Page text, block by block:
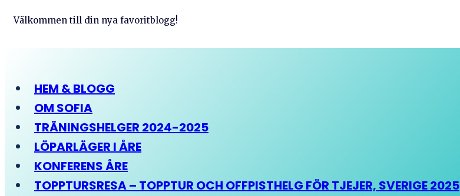
Välkommen till din nya favoritblogg!
HEM & BLOGG
OM SOFIA
TRÄNINGSHELGER 2024-2025
LÖPARLÄGER I ÅRE
KONFERENS ÅRE
TOPPTURSRESA – TOPPTUR OCH OFFPISTHELG FÖR TJEJER, SVERIGE 2025